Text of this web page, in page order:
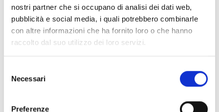
nostri partner che si occupano di analisi dei dati web,
pubblicità e social media, i quali potrebbero combinarle
con altre informazioni che ha fornito loro o che hanno
raccolto dal suo utilizzo dei loro servizi.
delNecessari
Preferenze
Link e Documenti
Pagina web per formulari e documenti
Bando
Si consiglia di consultare regolarmente il sito web
informazioni addizionali.